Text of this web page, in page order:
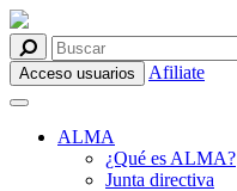
Acceso usuarios Afiliate
ALMA
¿Qué es ALMA?
Junta directiva